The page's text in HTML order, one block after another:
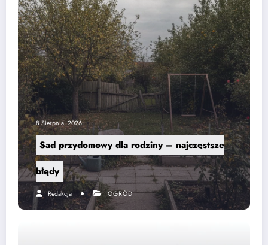
8 Sierpnia, 2026
Sad przydomowy dla rodziny – najczęstsze
błędy
Redakcja OGRÓD